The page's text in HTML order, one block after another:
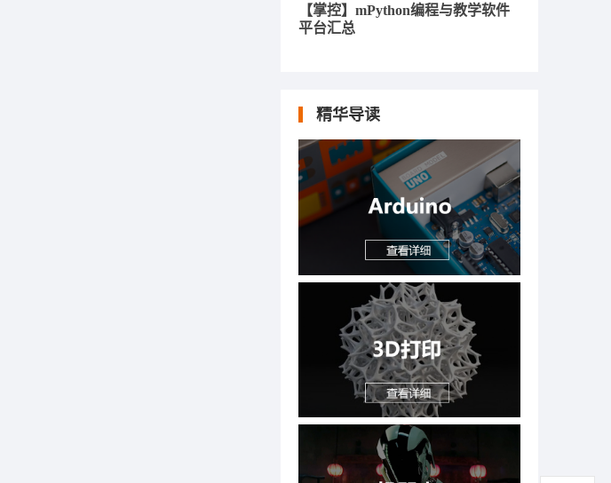
【掌控】mPython编程与教学软件
平台汇总
精华导读